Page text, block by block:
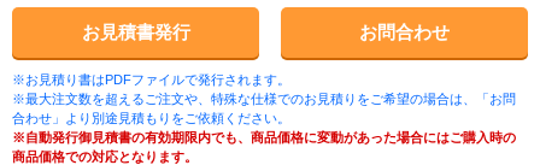
お見積書発行 お問合わせ
※お見積り書はPDFファイルで発行されます。
※最大注文数を超えるご注文や、特殊な仕様でのお見積りをご希望の場合は、「お問
合わせ」より別途見積もりをご依頼ください。
※自動発行御見積書の有効期限内でも、商品価格に変動があった場合にはご購入時の
商品価格での対応となります。